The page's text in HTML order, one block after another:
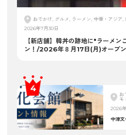
おでかけ, グルメ, ラーメン, 中華・アジア
2026年7月30日
【新店舗】韓丼の跡地に"ラーメン
ン！/2026年８月17日(月)オープ
お
モ
2026
中津